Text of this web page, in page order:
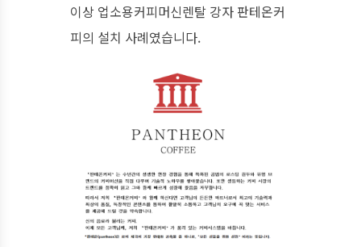
이상 업소용커피머신렌탈 강자 판테온커
피의 설치 사례였습니다.